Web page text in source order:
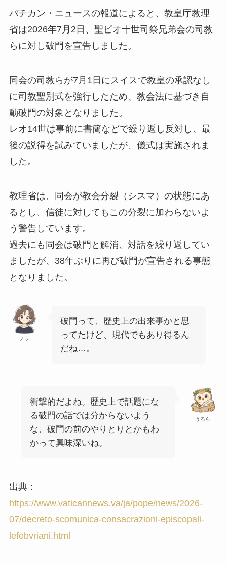
バチカン・ニュースの報道によると、教皇庁教理
省は2026年7月2日、聖ピオ十世司祭兄弟会の司教
らに対し破門を宣告しました。
同会の司教らが7月1日にスイスで教皇の承認なし
に司教聖別式を強行したため、教会法に基づき自
動破門の対象となりました。
レオ14世は事前に書簡などで繰り返し反対し、最
後の説得を試みていましたが、儀式は実施されま
した。
教理省は、同会が教会分裂（シスマ）の状態にあ
るとし、信徒に対してもこの分裂に加わらないよ
う警告しています。
過去にも同会は破門と解消、対話を繰り返してい
ましたが、38年ぶりに再び破門が宣告される事態
となりました。
ノラ
破門って、歴史上の出来事かと思
ってたけど、現代でもあり得るん
だね…。
うるら
衝撃的だよね。歴史上で話題にな
る破門の話では分からないよう
な、破門の前のやりとりとかもわ
かって興味深いね。
出典：
https://www.vaticannews.va/ja/pope/news/2026-
07/decreto-scomunica-consacrazioni-episcopali-
lefebvriani.html